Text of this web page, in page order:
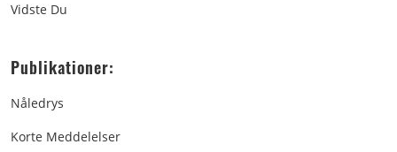
Vidste Du
Publikationer:
Nåledrys
Korte Meddelelser